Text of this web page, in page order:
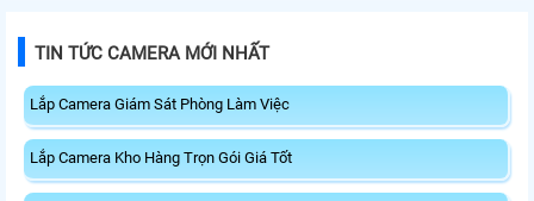
TIN TỨC CAMERA MỚI NHẤT
Lắp Camera Giám Sát Phòng Làm Việc
Lắp Camera Kho Hàng Trọn Gói Giá Tốt